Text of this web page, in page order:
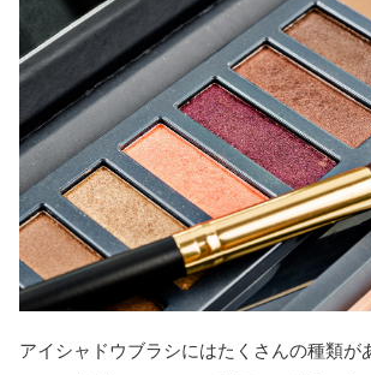
アイシャドウブラシにはたくさんの種類が